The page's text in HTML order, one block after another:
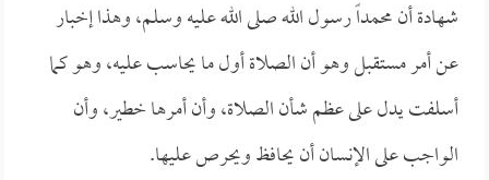
شهادة أن محمداً رسول الله صلى الله عليه وسلم، وهذا إخبار
عن أمر مستقبل وهو أن الصلاة أول ما يحاسب عليه، وهو كما
أسلفت يدل على عظم شأن الصلاة، وأن أمرها خطير، وأن
الواجب على الإنسان أن يحافظ ويحرص عليها.